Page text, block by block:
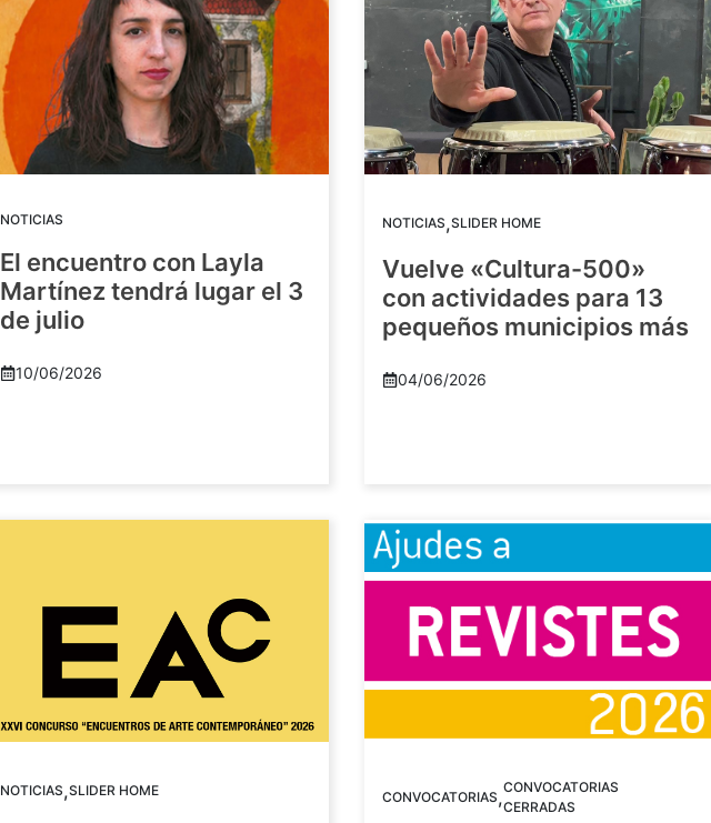
NOTICIAS
El encuentro con Layla
Martínez tendrá lugar el 3
de julio
10/06/2026
NOTICIAS,SLIDER HOME
Vuelve «Cultura-500»
con actividades para 13
pequeños municipios más
04/06/2026
NOTICIAS,SLIDER HOME CONVOCATORIAS,CONVOCATORIAS
CERRADAS